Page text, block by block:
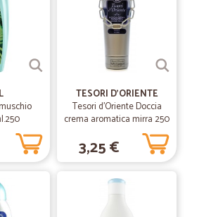
TESORI D'ORIENTE
Tesori d'Oriente Doccia
crema aromatica mirra 250
3,25 €